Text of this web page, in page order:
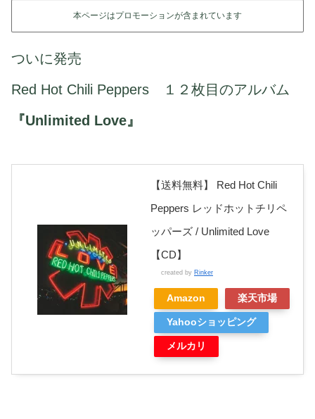
本ページはプロモーションが含まれています
ついに発売
Red Hot Chili Peppers １２枚目のアルバム
『Unlimited Love』
【送料無料】 Red Hot Chili
Peppers レッドホットチリペ
ッパーズ / Unlimited Love
【CD】
created by Rinker
Amazon 楽天市場
Yahooショッピング
メルカリ